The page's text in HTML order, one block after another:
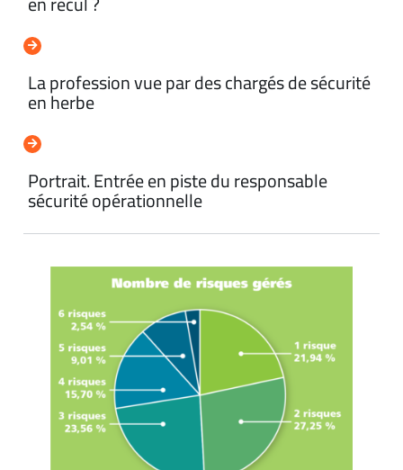
La profession vue par des chargés de sécurité
en herbe
Portrait. Entrée en piste du responsable
sécurité opérationnelle